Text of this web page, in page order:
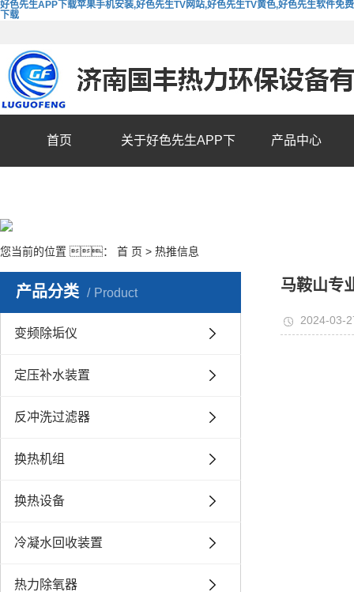
好色先生APP下载苹果手机安装,好色先生TV网站,好色先生TV黄色,好色先生软件免费
下载
首页 关于好色先生APP下 产品中心
您当前的位置 ： 首 页 > 热推信息
产品分类 Product
变频除垢仪
定压补水装置
反冲洗过滤器
换热机组
换热设备
冷凝水回收装置
热力除氧器
马鞍山专
2024-03-